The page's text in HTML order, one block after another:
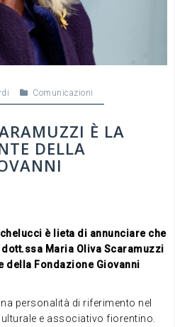
Comunicazioni
È LA
DELLA
è lieta di annunciare che
Maria Oliva Scaramuzzi
della Fondazione Giovanni
personalità di riferimento nel
e associativo fiorentino.